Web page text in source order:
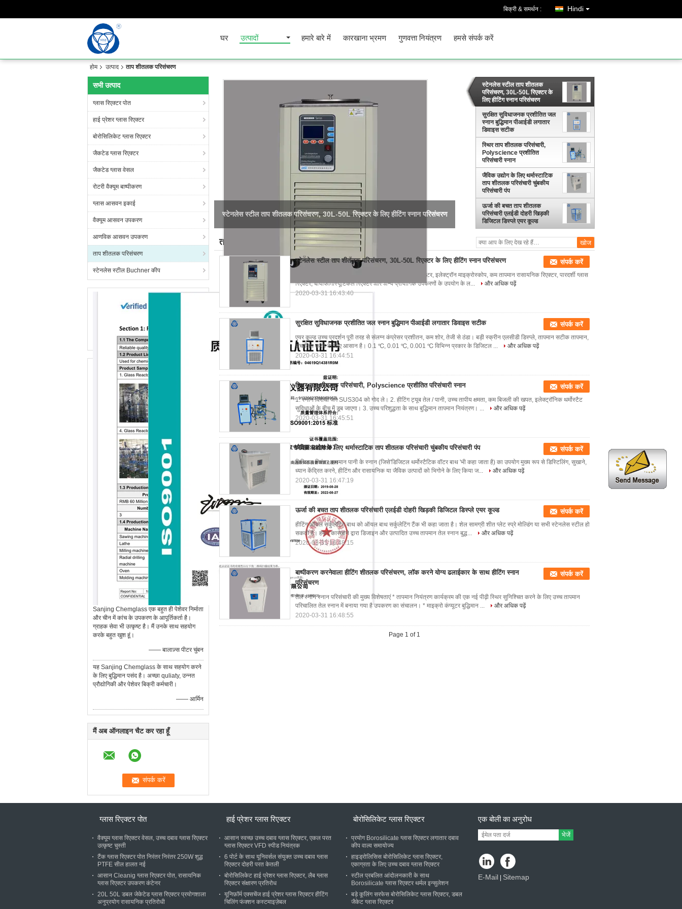
बिक्री & समर्थन : Hindi
घर उत्पादों हमारे बारे में कारखाना भ्रमण गुणवत्ता नियंत्रण हमसे संपर्क करें
होम उत्पाद ताप शीतलक परिसंचरण
सभी उत्पाद
ग्लास रिएक्टर पोत
हाई प्रेशर ग्लास रिएक्टर
बोरोसिलिकेट ग्लास रिएक्टर
जैकटेड ग्लास रिएक्टर
जैकटेड ग्लास वेसल
रोटरी वैक्यूम बाष्पीकरण
ग्लास आसवन इकाई
वैक्यूम आसवन उपकरण
आणविक आसवन उपकरण
ताप शीतलक परिसंचरण
स्टेनलेस स्टील Buchner कीप
Sanjing Chemglass एक बहुत ही पेशेवर निर्माता
और चीन में कांच के उपकरण के आपूर्तिकर्ता है।
ग्राहक सेवा भी उत्कृष्ट है। मैं उनके साथ सहयोग
करके बहुत खुश हूं।
—— बालाज़्स पीटर चुंबन
यह Sanjing Chemglass के साथ सहयोग करने
के लिए बुद्धिमान पसंद है। अच्छा quliaty, उन्नत
प्रौद्योगिकी और पेशेवर बिक्री कर्मचारी।
—— आर्मिन
मैं अब ऑनलाइन चैट कर रहा हूँ
सुरक्षित सुविधाजनक प्रशीतित जल स्नान बुद्धिमान पीआईडी ​​लगातार डिवाइस सटीक
स्टेनलेस स्टील ताप शीतलक
परिसंचरण, 30L-50L रिएक्टर के
लिए हीटिंग स्नान परिसंचरण
सुरक्षित सुविधाजनक प्रशीतित जल
स्नान बुद्धिमान पीआईडी ​​लगातार
डिवाइस सटीक
स्थिर ताप शीतलक परिसंचारी,
Polyscience प्रशीतित
परिसंचारी स्नान
जैविक उद्योग के लिए थर्मास्टाटिक
ताप शीतलक परिसंचारी चुंबकीय
परिसंचारी पंप
ऊर्जा की बचत ताप शीतलक
परिसंचारी एलईडी दोहरी खिड़की
डिजिटल डिस्प्ले एयर कूल्ड
ताप शीतलक परिसंचरण (6)
स्टेनलेस स्टील ताप शीतलक परिसंचरण, 30L-50L रिएक्टर के लिए हीटिंग स्नान परिसंचरण संपर्क करें
● विशेष रूप से रोटरी बाष्पीकरण, किण्वन टैंक, अब्बे रेफ्रेक्टोमीटर, इलेक्ट्रॉन माइक्रोस्कोप, कम तापमान रासायनिक रिएक्टर, पारदर्शी ग्लास
रिएक्टर, बायोफार्मास्यूटिकल रिएक्टर और अन्य प्रायोगिक उपकरणों के उपयोग के ल...
और अधिक पढ़ें
2020-03-31 16:43:40
सुरक्षित सुविधाजनक प्रशीतित जल स्नान बुद्धिमान पीआईडी ​​लगातार डिवाइस सटीक संपर्क करें
एयर कूल्ड उच्च प्रदर्शन पूरी तरह से संलग्न कंप्रेसर प्रशीतन, कम शोर, तेजी से ठंडा। बड़ी स्क्रीन एलसीडी डिस्प्ले, तापमान सटीक तापमान,
संचालित करने के लिए आसान है। 0.1 ℃, 0.01 ℃, 0.001 ℃ विभिन्न प्रकार के डिजिटल ...
और अधिक पढ़ें
2020-03-31 16:44:51
स्थिर ताप शीतलक परिसंचारी, Polyscience प्रशीतित परिसंचारी स्नान संपर्क करें
1. स्नान विरोधी जंग SUS304 को गोद ले। 2. हीटिंग ट्यूब तेल / पानी, उच्च तापीय क्षमता, कम बिजली की खपत, इलेक्ट्रॉनिक थर्मोस्टैट
सुविधाओं के बीच में डूब जाएगा। 3. उच्च परिशुद्धता के साथ बुद्धिमान तापमान नियंत्रण। ...
और अधिक पढ़ें
2020-03-31 16:45:51
जैविक उद्योग के लिए थर्मास्टाटिक ताप शीतलक परिसंचारी चुंबकीय परिसंचारी पंप संपर्क करें
डिजिटल निरंतर तापमान पानी के स्नान (जिसे'डिजिटल थर्मोस्टैटिक वॉटर बाथ 'भी कहा जाता है) का उपयोग मुख्य रूप से डिस्टिलिंग, सुखाने,
ध्यान केंद्रित करने, हीटिंग और रासायनिक या जैविक उत्पादों को भिगोने के लिए किया ज...
और अधिक पढ़ें
2020-03-31 16:47:19
ऊर्जा की बचत ताप शीतलक परिसंचारी एलईडी दोहरी खिड़की डिजिटल डिस्प्ले एयर कूल्ड संपर्क करें
हीटिंग ऑयल सर्कुलेटिंग बाथ को ऑयल बाथ सर्कुलेटिंग टैंक भी कहा जाता है। शेल सामग्री शीत प्लेट स्प्रे मोल्डिंग या सभी स्टेनलेस स्टील हो
सकती है। हमारे कारखाने द्वारा डिजाइन और उत्पादित उच्च तापमान तेल स्नान बुद्ध...
और अधिक पढ़ें
2020-03-31 16:48:15
बाष्पीकरण करनेवाला हीटिंग शीतलक परिसंचरण, लॉक करने योग्य ढलाईकार के साथ हीटिंग स्नान
परिसंचरण
संपर्क करें
तेल स्नान स्नान परिसंचारी की मुख्य विशेषताएं * तापमान नियंत्रण कार्यक्रम की एक नई पीढ़ी स्थिर सुनिश्चित करने के लिए उच्च तापमान
परिचालित तेल स्नान में बनाया गया है उपकरण का संचालन। * माइक्रो कंप्यूटर बुद्धिमान ...
और अधिक पढ़ें
2020-03-31 16:48:55
Page 1 of 1
ग्लास रिएक्टर पोत
वैक्यूम ग्लास रिएक्टर वेसल, उच्च दबाव ग्लास रिएक्टर
उत्कृष्ट चुस्ती
टैंक ग्लास रिएक्टर पोत निरंतर निरंतर 250W शुद्ध
PTFE सील हालत नई
आसान Cleanig ग्लास रिएक्टर पोत, रासायनिक
ग्लास रिएक्टर उपकरण कंटेनर
20L 50L डबल जेकेटेड ग्लास रिएक्टर प्रयोगशाला
अनुप्रयोग रासायनिक प्रतिरोधी
हाई प्रेशर ग्लास रिएक्टर
आसान स्वच्छ उच्च दबाव ग्लास रिएक्टर, एकल परत
ग्लास रिएक्टर VFD स्पीड नियंत्रक
6 पोर्ट के साथ यूनिवर्सल संयुक्त उच्च दबाव ग्लास
रिएक्टर दोहरी परत केतली
बोरोसिलिकेट हाई प्रेशर ग्लास रिएक्टर, लैब ग्लास
रिएक्टर संक्षारण प्रतिरोध
यूनिफ़ॉर्म एक्सचेंज हाई प्रेशर ग्लास रिएक्टर हीटिंग
चिलिंग फंक्शन कस्टमाइज़ेबल
बोरोसिलिकेट ग्लास रिएक्टर
प्रयोग Borosilicate ग्लास रिएक्टर लगातार दबाव
कीप वाल्व समायोज्य
हाइड्रोलिसिस बोरोसिलिकेट ग्लास रिएक्टर,
एकाग्रता के लिए उच्च दबाव ग्लास रिएक्टर
स्टील प्रबलित आंदोलनकारी के साथ
Borosilicate ग्लास रिएक्टर थर्मल इन्सुलेशन
बड़े कूलिंग सरफेस बोरोसिलिकेट ग्लास रिएक्टर, डबल
जैकेट ग्लास रिएक्टर
एक बोली का अनुरोध
भेजें
E-Mail | Sitemap